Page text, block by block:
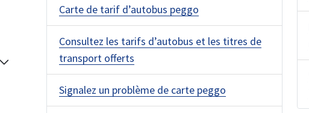
Carte de tarif d’autobus peggo
Consultez les tarifs d’autobus et les titres de
transport offerts
Signalez un problème de carte peggo